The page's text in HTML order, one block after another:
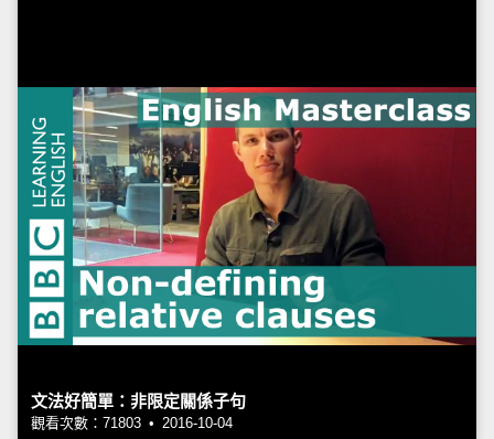
文法好簡單：非限定關係子句
觀看次數：71803 • 2016-10-04